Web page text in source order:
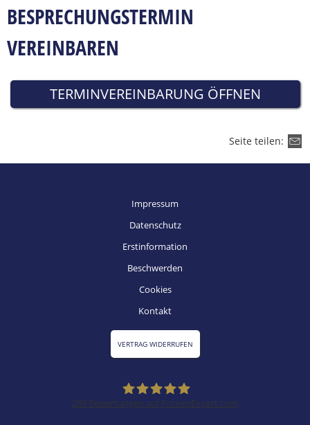
BESPRECHUNGSTERMIN
VEREINBAREN
TERMINVEREINBARUNG ÖFFNEN
Seite teilen:
Impressum
Datenschutz
Erstinformation
Beschwerden
Cookies
Kontakt
VERTRAG WIDERRUFEN
269 Bewertungen auf ProvenExpert.com